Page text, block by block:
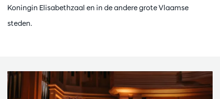
Koningin Elisabethzaal en in de andere grote Vlaamse
steden.